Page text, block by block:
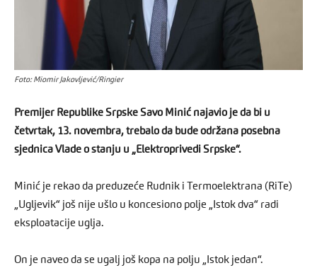
Foto: Miomir Jakovljević/Ringier
Premijer Republike Srpske Savo Minić najavio je da bi u
četvrtak, 13. novembra, trebalo da bude održana posebna
sjednica Vlade o stanju u „Elektroprivedi Srpske“.
Minić je rekao da preduzeće Rudnik i Termoelektrana (RiTe)
„Ugljevik“ još nije ušlo u koncesiono polje „Istok dva“ radi
eksploatacije uglja.
On je naveo da se ugalj još kopa na polju „Istok jedan“.